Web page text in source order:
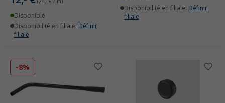
(24,- € / m)
Disponible
Disponibilité en filiale: Définir
filiale
Disponibilité en filiale: Définir
filiale
-8%